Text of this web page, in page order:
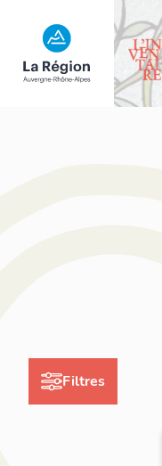
Filtres